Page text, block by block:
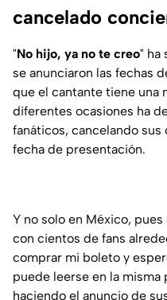
cancelado
"No hijo, ya no te creo" ha
se anunciaron las fechas
que el cantante tiene una
diferentes ocasiones ha
fanáticos, cancelando
fecha de presentación.
Y no solo en México,
con cientos de fans
comprar mi boleto y
puede leerse en la
haciendo el anuncio de